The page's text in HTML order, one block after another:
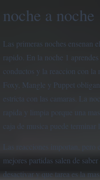
noche a noche
Las primeras noches ensenan
rapido. En la noche 1
conductos y la reaccion con
Foxy, Mangle y Puppet
estricta con las camaras. La
rapida y limpia porque una
caja de musica puede terminar
Las reacciones importan, pero
mejores partidas salen de
desactivar y que tarea es la